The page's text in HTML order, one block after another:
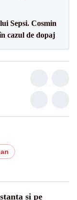
Sepsi. Cosmin
cazul de dopaj
și pe